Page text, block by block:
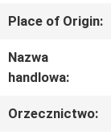
VR
O
NAS
Place of Origin:
Nazwa
handlowa:
Orzecznictwo: